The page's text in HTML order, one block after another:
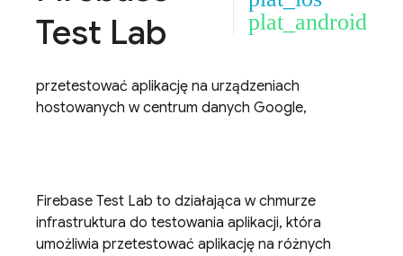
Test Lab
plat_android
przetestować aplikację na urządzeniach
hostowanych w centrum danych Google,
Firebase Test Lab to działająca w chmurze
infrastruktura do testowania aplikacji, która
umożliwia przetestować aplikację na różnych